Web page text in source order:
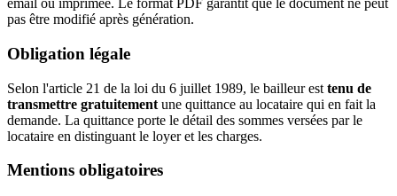
email ou imprimée. Le format PDF garantit que le document ne peut
pas être modifié après génération.
Obligation légale
Selon l'article 21 de la loi du 6 juillet 1989, le bailleur est tenu de
transmettre gratuitement une quittance au locataire qui en fait la
demande. La quittance porte le détail des sommes versées par le
locataire en distinguant le loyer et les charges.
Mentions obligatoires